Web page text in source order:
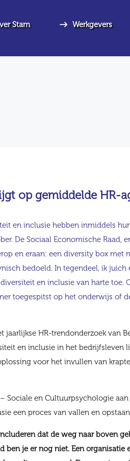
Stam Werkgevers
op gemiddelde HR-
en inclusie hebben inmiddels
De Sociaal Economische Raad,
en eraan: een diversity box met
bedoeld. In tegendeel, ik
en inclusie van harte toe.
toegespitst op het onderwijs of
HR-trendonderzoek van
en inclusie in het bedrijfsleven
voor het invullen van
Sociale en Cultuurpsychologie
een proces van vallen en
dat de weg naar boven
ben je er nog niet. Een organisatie